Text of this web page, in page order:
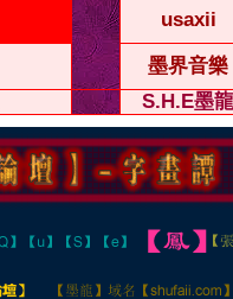
usaxii
墨界音樂
S.H.E墨龍